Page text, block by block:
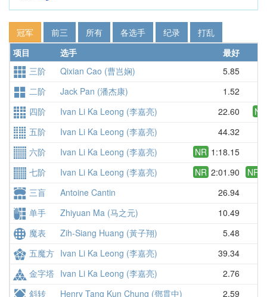
冠军 前三 所有 各选手 纪录
打乱
项目
选手
最好
三阶
Qixian Cao (曹岂娴)
5.85
二阶
Jack Pan (潘杰康)
1.52
四阶
Ivan Li Ka Leong (李嘉亮) 22.60
NR
五阶
Ivan Li Ka Leong (李嘉亮)
44.32
六阶
Ivan Li Ka Leong (李嘉亮) NR 1:18.15
七阶
Ivan Li Ka Leong (李嘉亮) NR 2:01.90 NR
三盲
Antoine Cantin
26.94
单手
Zhiyuan Ma (马之元)
10.49
魔表
Zih-Siang Huang (黃子翔)
5.48
五魔方 Ivan Li Ka Leong (李嘉亮)
39.34
金字塔 Ivan Li Ka Leong (李嘉亮)
2.76
斜转
Henry Tang Kun Chung (鄧貫中) 2.59